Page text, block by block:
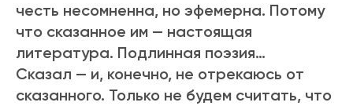
честь несомненна, но эфемерна. Потому
что сказанное им — настоящая
литература. Подлинная поэзия…
Сказал — и, конечно, не отрекаюсь от
сказанного. Только не будем считать, что